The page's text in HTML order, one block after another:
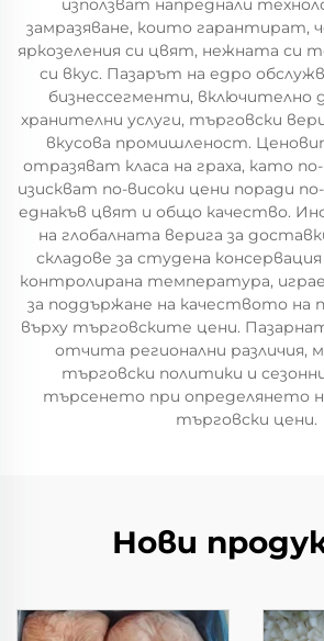
използват напреднали
замразяване, които гарантират,
яркозеления си цвят, нежната си
си вкус. Пазарът на едро
бизнессегменти, включително
хранителни услуги, търговски
вкусова промишленост.
отразяват класа на граха, като
изискват по-високи цени поради
еднакъв цвят и общо качество.
на глобалната верига за
складове за студена
контролирана температура,
за поддържане на качеството на
върху търговските цени.
отчита регионални различия,
търговски политики и
търсенето при определянето
търговски цени.
Нови